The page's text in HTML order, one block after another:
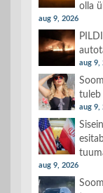
olla
aug 9, 2026
aug 9,
tuleb
aug 9,
aug 9, 2026